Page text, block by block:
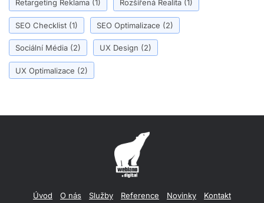
Retargeting Reklama (1) Rozšířená Realita (1)
SEO Checklist (1) SEO Optimalizace (2)
Sociální Média (2) UX Design (2)
UX Optimalizace (2)
Úvod O nás Služby Reference Novinky Kontakt